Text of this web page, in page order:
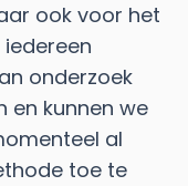
ook voor het
iedereen
onderzoek
en kunnen we
al
toe te